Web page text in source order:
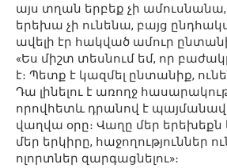
այս տղան երբեք չի
երեխա չի ունենա, բայց
ավելի էր հակված ամուր
«Ես միշտ տեսնում եմ, որ
է։ Պետք է կազմել ընտանիք,
Դա լինելու է առողջ
որովհետև դրանով է
վաղվա օրը։ Վաղը մեր երեխեքն
մեր երկիրը, հաջողություններ
ոլորտներ զարգացնելու»։